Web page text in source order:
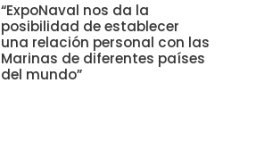
“ExpoNaval nos da la
posibilidad de establecer
una relación personal con las
Marinas de diferentes países
del mundo”